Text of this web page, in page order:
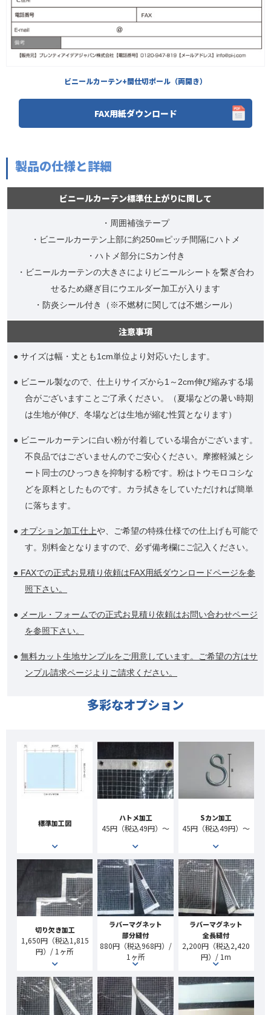
ビニールカーテン+間仕切ポール（両開き）
FAX用紙ダウンロード
製品の仕様と詳細
ビニールカーテン標準仕上がりに関して
・周囲補強テープ
・ビニールカーテン上部に約250㎜ピッチ間隔にハトメ
・ハトメ部分にSカン付き
・ビニールカーテンの大きさによりビニールシートを繋ぎ合わ
せるため継ぎ目にウエルダー加工が入ります
・防炎シール付き（※不燃材に関しては不燃シール）
注意事項
● サイズは幅・丈とも1cm単位より対応いたします。
● ビニール製なので、仕上りサイズから1～2cm伸び縮みする場
合がございますことご了承ください。（夏場などの暑い時期
は生地が伸び、冬場などは生地が縮む性質となります）
● ビニールカーテンに白い粉が付着している場合がございます。
不良品ではございませんのでご安心ください。摩擦軽減とシ
ート同士のひっつきを抑制する粉です。粉はトウモロコシな
どを原料としたものです。カラ拭きをしていただければ簡単
に落ちます。
● オプション加工仕上や、ご希望の特殊仕様での仕上げも可能で
す。別料金となりますので、必ず備考欄にご記入ください。
● FAXでの正式お見積り依頼はFAX用紙ダウンロードページを参
照下さい。
● メール・フォームでの正式お見積り依頼はお問い合わせページ
を参照下さい。
● 無料カット生地サンプルをご用意しています。ご希望の方はサ
ンプル請求ページよりご請求ください。
多彩なオプション
標準加工図
ハトメ加工
45円（税込49円）～
Sカン加工
45円（税込49円）～
切り欠き加工
1,650円（税込1,815
円）/ 1ヶ所
ラバーマグネット
部分縫付
880円（税込968円）/
1ヶ所
ラバーマグネット
全長縫付
2,200円（税込2,420
円）/ 1m